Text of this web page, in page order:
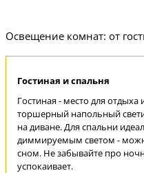
Освещение комнат: от
Гостиная и спальня
Гостиная - место для отдыха
торшерный напольный
на диване. Для спальни
диммируемым светом -
сном. Не забывайте про
успокаивает.